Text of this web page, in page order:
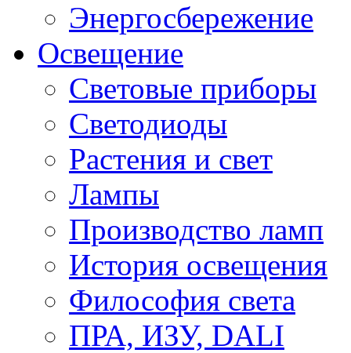
Энергосбережение
Освещение
Световые приборы
Светодиоды
Растения и свет
Лампы
Производство ламп
История освещения
Философия света
ПРА, ИЗУ, DALI